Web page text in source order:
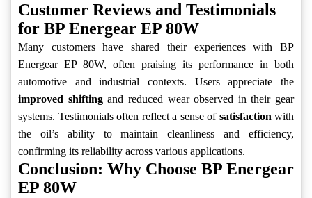
Customer Reviews and Testimonials
for BP Energear EP 80W
Many customers have shared their experiences with BP
Energear EP 80W, often praising its performance in both
automotive and industrial contexts. Users appreciate the
improved shiftingand reduced wear observed in their gear
systems. Testimonials often reflect a sense of satisfaction with
the oil’s ability to maintain cleanliness and efficiency,
confirming its reliability across various applications.
Conclusion: Why Choose BP Energear
EP 80W